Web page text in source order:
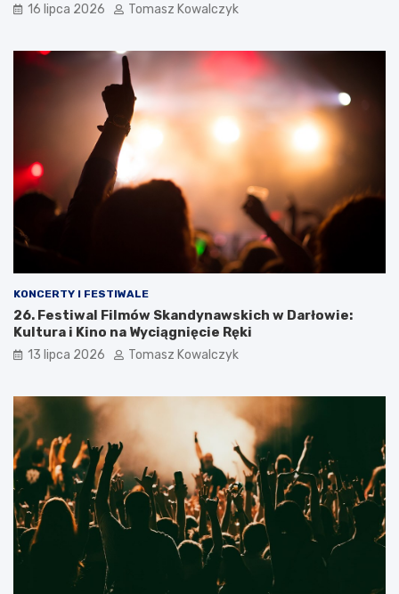
16 lipca 2026 Tomasz Kowalczyk
KONCERTY I FESTIWALE
26. Festiwal Filmów Skandynawskich w Darłowie:
Kultura i Kino na Wyciągnięcie Ręki
13 lipca 2026 Tomasz Kowalczyk